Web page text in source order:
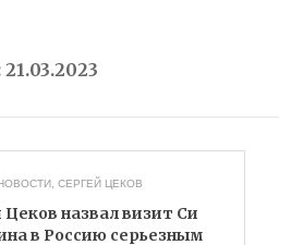
21.03.2023
, СЕРГЕЙ ЦЕКОВ
Цеков назвал визит Си
в Россию серьезным